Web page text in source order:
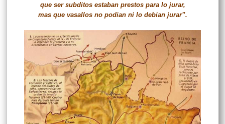
que ser subditos estaban prestos para lo jurar,
mas que vasallos no podian ni lo debian jurar”.